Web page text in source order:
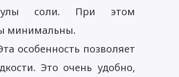
соли. При этом
минимальны.
особенность позволяет
Это очень удобно,